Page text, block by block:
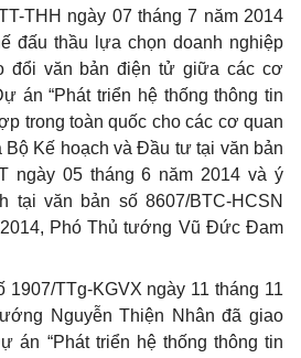
THH ngày 07 tháng 7 năm 2014
đấu thầu lựa chọn doanh nghiệp
đổi văn bản điện tử giữa các cơ
án “Phát triển hệ thống thông tin
trong toàn quốc cho các cơ quan
Bộ Kế hoạch và Đầu tư tại văn bản
ngày 05 tháng 6 năm 2014 và ý
tại văn bản số 8607/BTC-HCSN
Phó Thủ tướng Vũ Đức Đam
1907/TTg-KGVX ngày 11 tháng 11
Nguyễn Thiện Nhân đã giao
án “Phát triển hệ thống thông tin